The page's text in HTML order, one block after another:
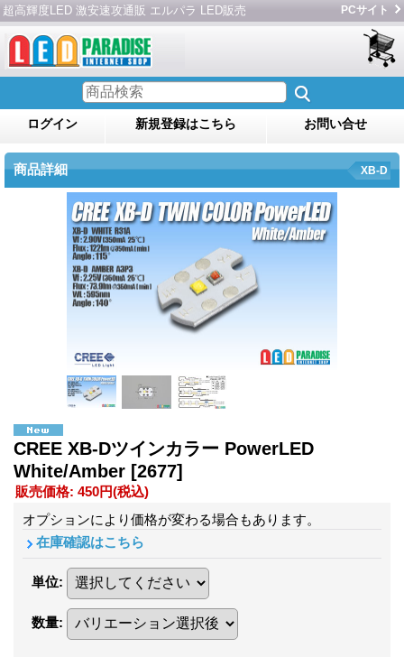
超高輝度LED 激安速攻通販 エルパラ LED販売 PCサイト
ログイン 新規登録はこちら お問い合せ
商品詳細 XB-D
CREE XB-Dツインカラー PowerLED
White/Amber [2677]
販売価格: 450円(税込)
オプションにより価格が変わる場合もあります。
在庫確認はこちら
単位:
数量: